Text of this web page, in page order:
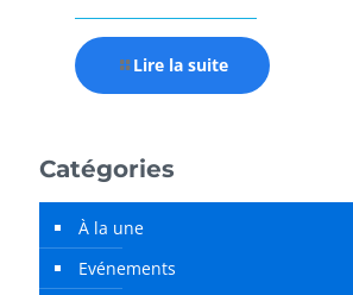
Lire la suite
Catégories
À la une
Evénements